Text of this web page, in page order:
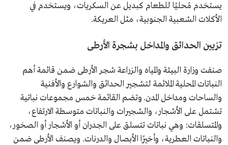
يستخدم مُحليًا للطعام كبديل عن السكريات، ويستخدم في
الأكلات الشعبية الجنوبية، مثل العريكة.
تزيين الحدائق والمداخل بشجرة الأرطى
صنفت وزارة البيئة والمياه والزراعة شجر الأرطى ضمن قائمة أهم
النباتات المحلية الملائمة لتشجير الحدائق والشوارع والأفنية
والساحات ومداخل المدن. وتضم القائمة خمس مجموعات نباتية
تشتمل على الأشجار، والشجيرات والنباتات متوسطة الارتفاع،
والمتسلقات: وهي نباتات تتسلق على الجدران أو الأشجار أو الصخور،
والنباتات العطرية، وأخيرًا الأبصال والدرنات. ويصنف الأرطى ضمن